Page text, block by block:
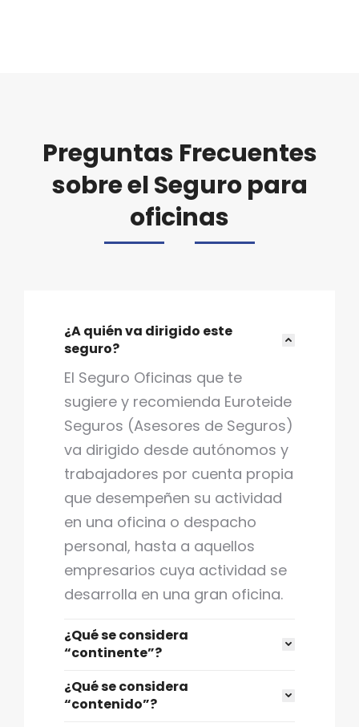
Preguntas Frecuentes
sobre el Seguro para
oficinas
¿A quién va dirigido este
seguro?
El Seguro Oficinas que te
sugiere y recomienda Euroteide
Seguros (Asesores de Seguros)
va dirigido desde autónomos y
trabajadores por cuenta propia
que desempeñen su actividad
en una oficina o despacho
personal, hasta a aquellos
empresarios cuya actividad se
desarrolla en una gran oficina.
¿Qué se considera
“continente”?
¿Qué se considera
“contenido”?